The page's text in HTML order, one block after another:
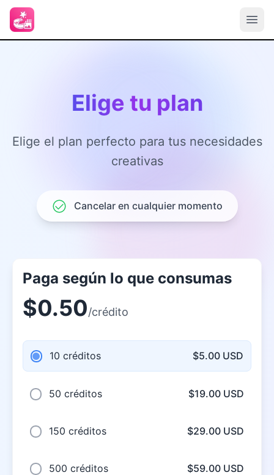
Elige tu plan
Elige el plan perfecto para tus necesidades
creativas
Cancelar en cualquier momento
Paga según lo que consumas
$0.50/crédito
10 créditos $5.00 USD
50 créditos $19.00 USD
150 créditos $29.00 USD
500 créditos $59.00 USD